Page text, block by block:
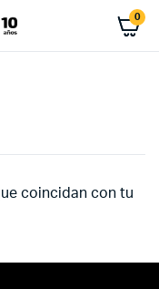
0
coincidan con tu